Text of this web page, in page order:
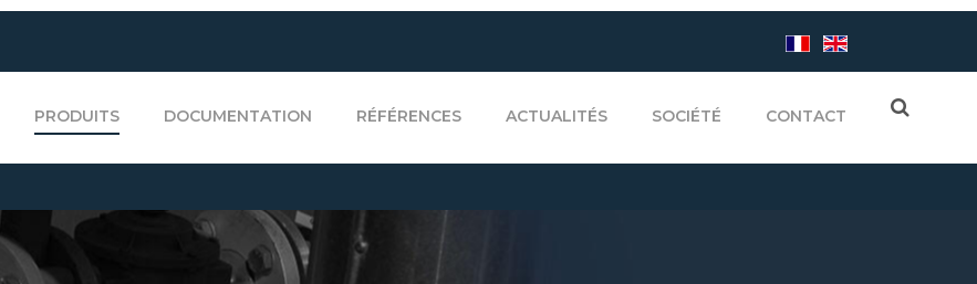
PRODUITS DOCUMENTATION RÉFÉRENCES ACTUALITÉS SOCIÉTÉ CONTACT